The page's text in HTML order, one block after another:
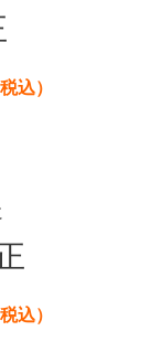
税込）
税込）